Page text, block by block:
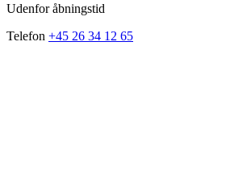
Udenfor åbningstid
Telefon +45 26 34 12 65